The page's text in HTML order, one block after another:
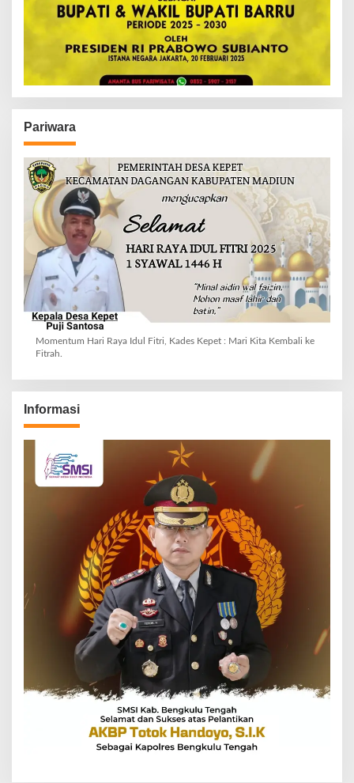
Pariwara
Momentum Hari Raya Idul Fitri, Kades Kepet : Mari Kita Kembali ke
Fitrah.
Informasi